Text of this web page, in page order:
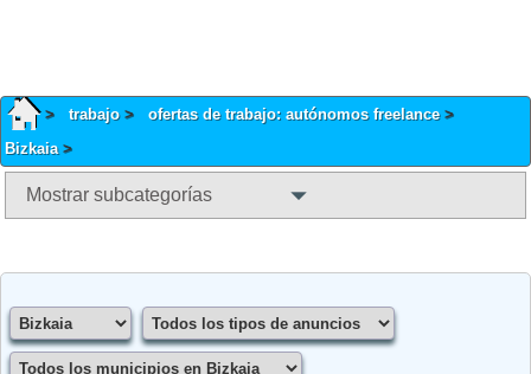
trabajo
ofertas de trabajo: autónomos freelance
Bizkaia
Mostrar subcategorías